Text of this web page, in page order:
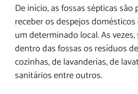
De início, as fossas sépticas são
receber os despejos
um determinado local. As
dentro das fossas os resíduos
cozinhas, de lavanderias, de
sanitários entre outros.